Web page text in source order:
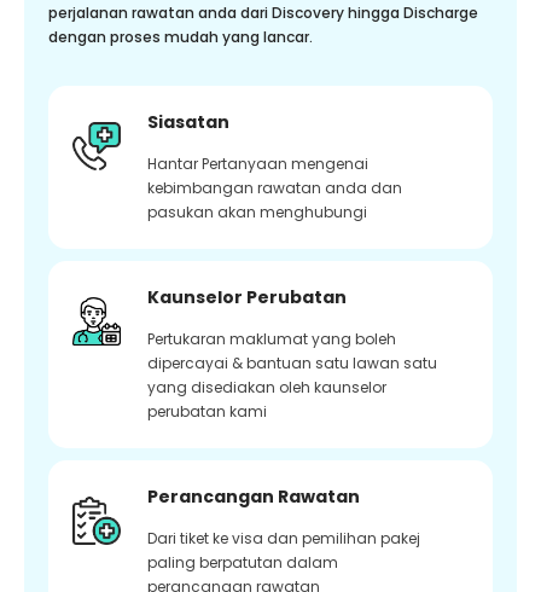
perjalanan rawatan anda dari Discovery hingga Discharge
dengan proses mudah yang lancar.
Siasatan
Hantar Pertanyaan mengenai
kebimbangan rawatan anda dan
pasukan akan menghubungi
Kaunselor Perubatan
Pertukaran maklumat yang boleh
dipercayai & bantuan satu lawan satu
yang disediakan oleh kaunselor
perubatan kami
Perancangan Rawatan
Dari tiket ke visa dan pemilihan pakej
paling berpatutan dalam
perancangan rawatan